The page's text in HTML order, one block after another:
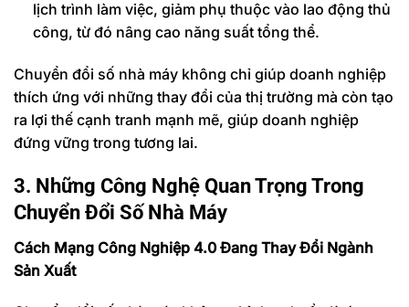
lịch trình làm việc, giảm phụ thuộc vào lao động thủ
công, từ đó nâng cao năng suất tổng thể.
Chuyển đổi số nhà máy không chỉ giúp doanh nghiệp
thích ứng với những thay đổi của thị trường mà còn tạo
ra lợi thế cạnh tranh mạnh mẽ, giúp doanh nghiệp
đứng vững trong tương lai.
3. Những Công Nghệ Quan Trọng Trong
Chuyển Đổi Số Nhà Máy
Cách Mạng Công Nghiệp 4.0 Đang Thay Đổi Ngành
Sản Xuất